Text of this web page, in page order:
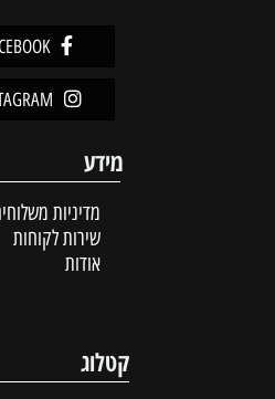
מידע
מדיניות
שירות לקוחות
אודות
קטלוג